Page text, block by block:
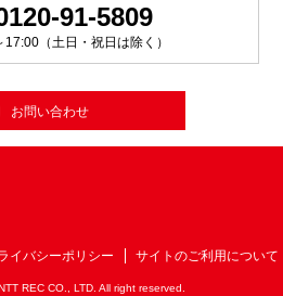
91-5809
（土日・祝日は除く）
お問い合わせ
イバシーポリシー サイトのご利用について
REC CO., LTD. All right reserved.